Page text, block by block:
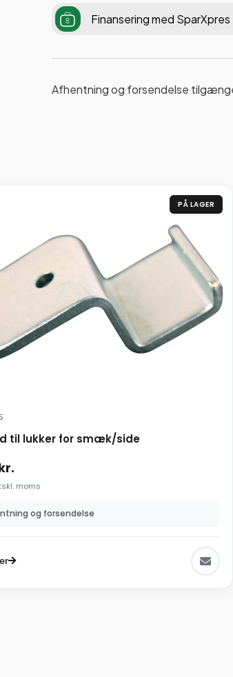
Finansering med SparXpres
Afhentning og forsendelse
PÅ LAGER
til lukker for smæk/side
moms
og forsendelse